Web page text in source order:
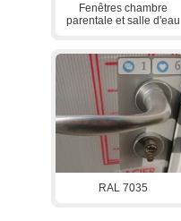
Fenêtres chambre
parentale et salle d'eau
1 6
RAL 7035